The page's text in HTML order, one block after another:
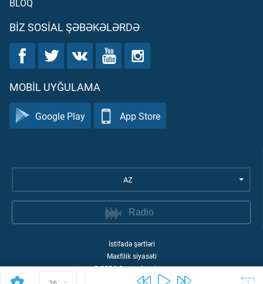
BLOQ
BIZ SOSIAL ŞƏBƏKƏLƏRDƏ
MOBIL UYĞULAMA
Google Play App Store
AZ
Radio
İstifadə şərtləri
Məxfilik siyasəti
©2026Quran Academy